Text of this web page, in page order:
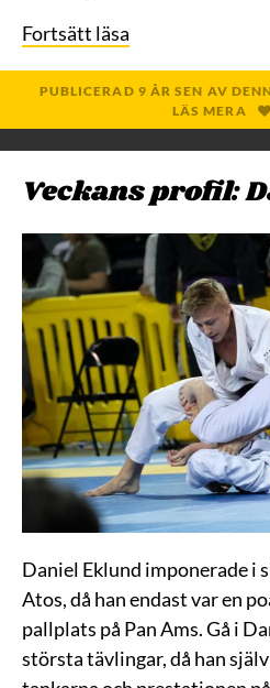
Fortsätt läsa
PUBLICERAD 9 ÅR SEN AV
LÄS MERA
Veckans profil:
Daniel Eklund imponerade i
Atos, då han endast var en
pallplats på Pan Ams. Gå i
största tävlingar, då han